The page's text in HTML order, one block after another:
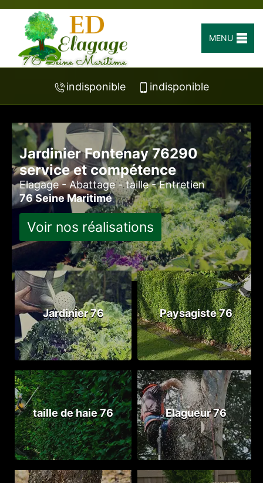
MENU
indisponible indisponible
Jardinier Fontenay 76290
service et compétence
Elagage - Abattage - taille - Entretien
76 Seine Maritime
Voir nos réalisations
Jardinier 76 Paysagiste 76
taille de haie 76 Elagueur 76